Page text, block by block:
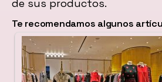
de sus productos.
Te recomendamos algunos